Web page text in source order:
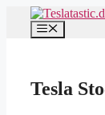
Inhalt
springen
Menü
Tesla